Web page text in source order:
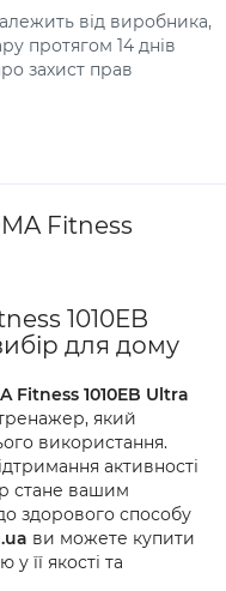
від виробника,
протягом 14 днів
захист прав
Fitness
1010EB
для дому
Fitness 1010EB Ultra
який
використання.
активності
стане вашим
здорового способу
ви можете купити
її якості та